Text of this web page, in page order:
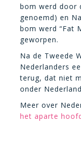
bom werd door
genoemd) en
bom werd “Fat
geworpen.
Na de Tweede
Nederlanders
terug, dat niet
onder
Meer over
het aparte